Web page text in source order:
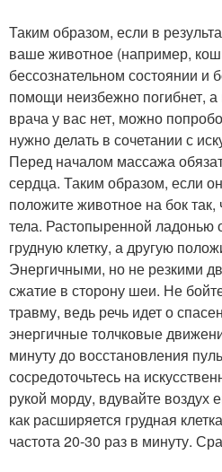
Таким образом, если в
ваше животное (например,
бессознательном состоянии
помощи неизбежно погибнет,
врача у вас нет, можно
нужно делать в сочетании с
Перед началом массажа
сердца. Таким образом, если
положите животное на бок
тела. Растопыренной ладонью
грудную клетку, а другую
Энергичными, но не резкими
сжатие в сторону шеи. Не
травму, ведь речь идет о
энергичные толчковые
минуту до восстановления
сосредоточьтесь на
рукой морду, вдувайте воздух
как расширяется грудная
частота 20-30 раз в минуту.